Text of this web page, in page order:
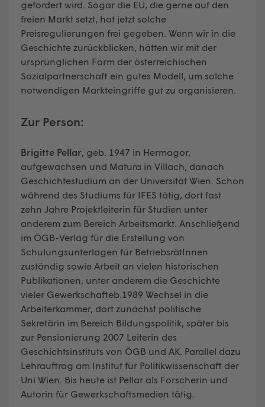
gefordert wird. Sogar die EU, die gerne auf den
freien Markt setzt, hat jetzt solche
Preisregulierungen frei gegeben. Wenn wir in die
Geschichte zurückblicken, hätten wir mit der
ursprünglichen Form der österreichischen
Sozialpartnerschaft ein gutes Modell, um solche
notwendigen Markteingriffe gut zu organisieren.
Zur Person:
Brigitte Pellar, geb. 1947 in Hermagor,
aufgewachsen und Matura in Villach, danach
Geschichtestudium an der Universität Wien. Schon
während des Studiums für IFES tätig, dort fast
zehn Jahre Projektleiterin für Studien unter
anderem zum Bereich Arbeitsmarkt. Anschließend
im ÖGB-Verlag für die Erstellung von
Schulungsunterlagen für BetriebsrätInnen
zuständig sowie Arbeit an vielen historischen
Publikationen, unter anderem die Geschichte
vieler Gewerkschafteb.1989 Wechsel in die
Arbeiterkammer, dort zunächst politische
Sekretärin im Bereich Bildungspolitik, später bis
zur Pensionierung 2007 Leiterin des
Geschichtsinstituts von ÖGB und AK. Parallel dazu
Lehrauftrag am Institut für Politikwissenschaft der
Uni Wien. Bis heute ist Pellar als Forscherin und
Autorin für Gewerkschaftsmedien tätig.